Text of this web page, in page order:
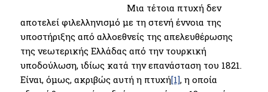
Μια τέτοια πτυχή δεν
αποτελεί φιλελληνισμό με τη στενή έννοια της
υποστήριξης από αλλοεθνείς της απελευθέρωσης
της νεωτερικής Ελλάδας από την τουρκική
υποδούλωση, ιδίως κατά την επανάσταση του 1821.
Είναι, όμως, ακριβώς αυτή η πτυχή[1], η οποία